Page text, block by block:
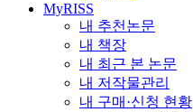
MyRISS
내 추천논문
내 책장
내 최근 본 논문
내 저작물관리
내 구매·신청 현황